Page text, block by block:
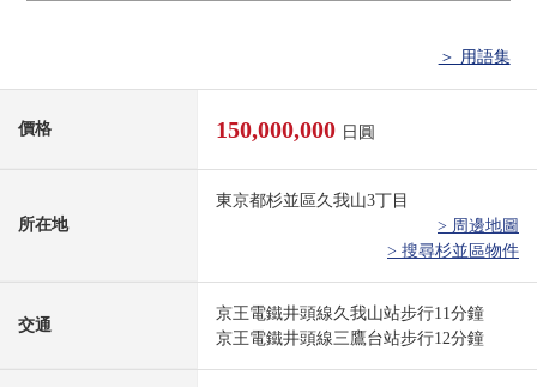
＞ 用語集
價格 150,000,000 日圓
所在地
東京都杉並區久我山3丁目
> 周邊地圖
> 搜尋杉並區物件
交通
京王電鐵井頭線久我山站步行11分鐘
京王電鐵井頭線三鷹台站步行12分鐘